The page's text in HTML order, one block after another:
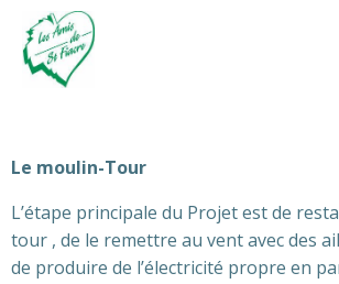
Le moulin-Tour
L’étape principale du Projet est de
tour , de le remettre au vent avec des
de produire de l’électricité propre en